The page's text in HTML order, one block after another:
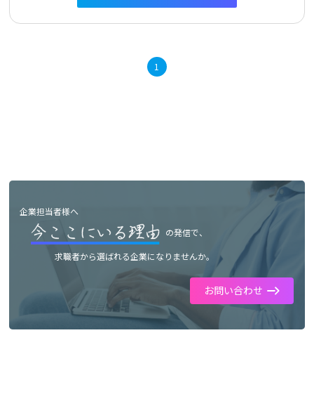
1
企業担当者様へ
の発信で、
求職者から選ばれる企業になりませんか。
お問い合わせ